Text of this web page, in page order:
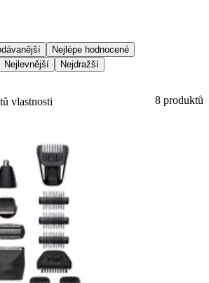
Nejlépe hodnocené
Nejlevnější Nejdražší
vlastnosti 8 produktů